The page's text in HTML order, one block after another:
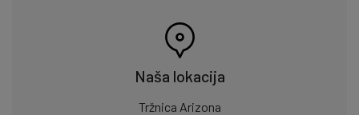
Naša lokacija
Tržnica Arizona